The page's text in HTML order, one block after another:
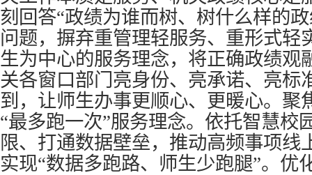
刻回答“政绩为谁而树、树什么样的
问题，摒弃重管理轻服务、重形式轻
生为中心的服务理念，将正确政绩观
关各窗口部门亮身份、亮承诺、亮标
到，让师生办事更顺心、更暖心。聚
“最多跑一次”服务理念。依托智慧校
限、打通数据壁垒，推动高频事项线
实现“数据多跑路、师生少跑腿”。优